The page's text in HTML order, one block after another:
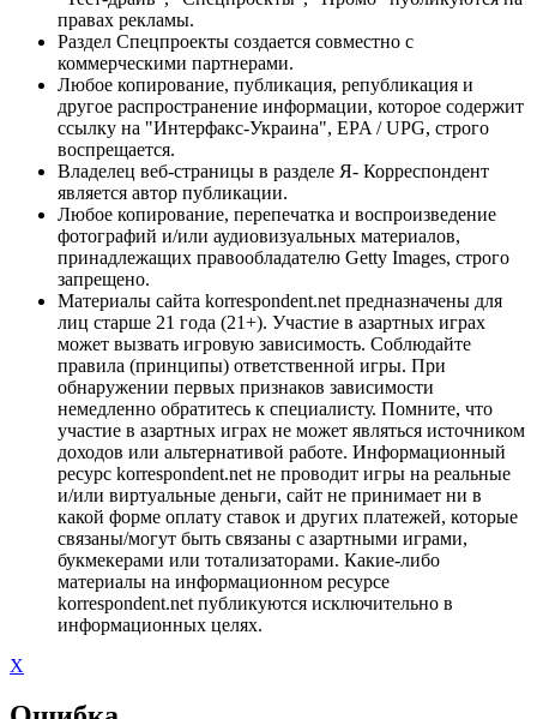
правах рекламы.
Раздел Спецпроекты создается совместно с
коммерческими партнерами.
Любое копирование, публикация, републикация и
другое распространение информации, которое содержит
ссылку на "Интерфакс-Украина", EPA / UPG, строго
воспрещается.
Владелец веб-страницы в разделе Я- Корреспондент
является автор публикации.
Любое копирование, перепечатка и воспроизведение
фотографий и/или аудиовизуальных материалов,
принадлежащих правообладателю Getty Images, строго
запрещено.
Материалы сайта korrespondent.net предназначены для
лиц старше 21 года (21+). Участие в азартных играх
может вызвать игровую зависимость. Соблюдайте
правила (принципы) ответственной игры. При
обнаружении первых признаков зависимости
немедленно обратитесь к специалисту. Помните, что
участие в азартных играх не может являться источником
доходов или альтернативой работе. Информационный
ресурс korrespondent.net не проводит игры на реальные
и/или виртуальные деньги, сайт не принимает ни в
какой форме оплату ставок и других платежей, которые
связаны/могут быть связаны с азартными играми,
букмекерами или тотализаторами. Какие-либо
материалы на информационном ресурсе
korrespondent.net публикуются исключительно в
информационных целях.
X